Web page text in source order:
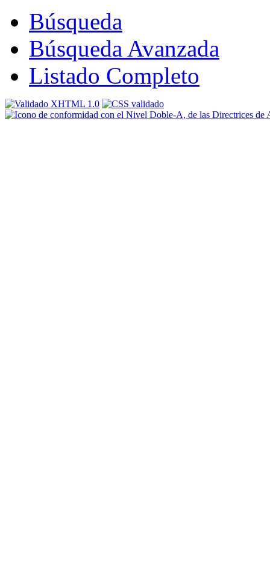
Búsqueda
Búsqueda Avanzada
Listado Completo